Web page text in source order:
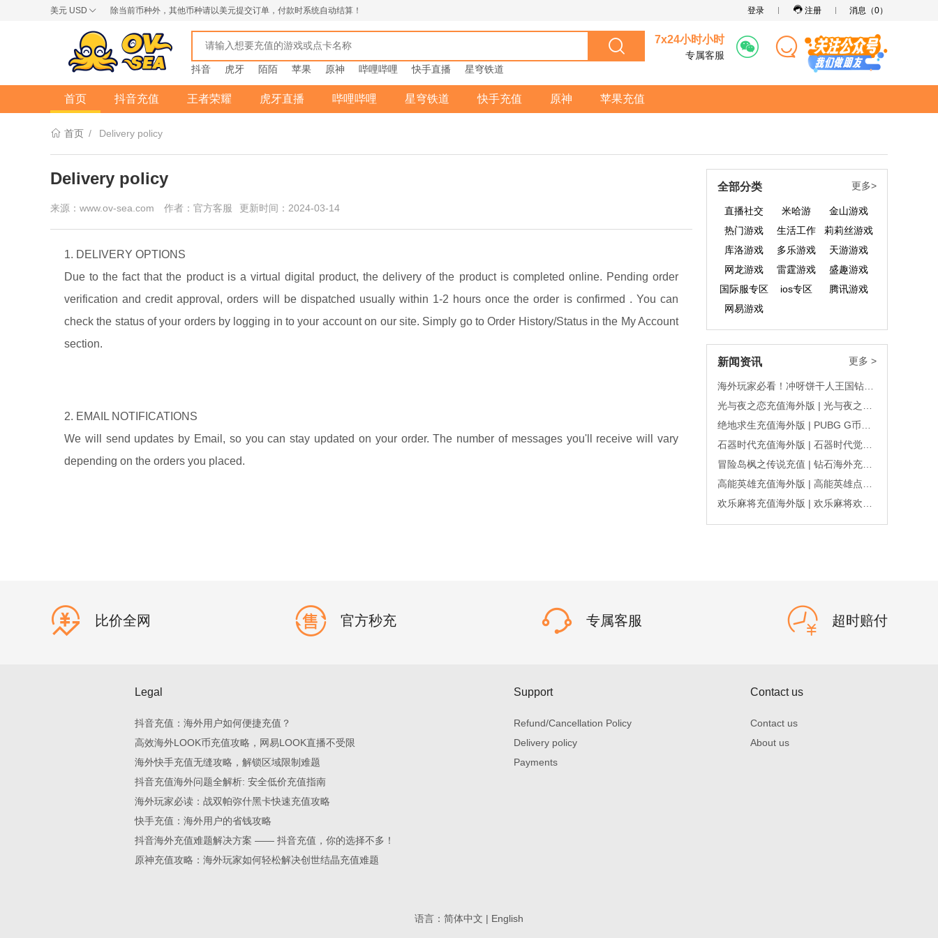
美元 USD
USD
AUD
NZD
除当前币种外，其他币种请以美元提交订单，付款时系统自动结算！ 登录 注册 消息（0）
抖音 虎牙 陌陌 苹果 原神 哔哩哔哩 快手直播 星穹铁道
7x24小时小时
专属客服
首页 抖音充值 王者荣耀 虎牙直播 哔哩哔哩 星穹铁道 快手充值 原神 苹果充值
首页 / Delivery policy
Delivery policy
来源：www.ov-sea.com 作者：官方客服 更新时间：2024-03-14
1. DELIVERY OPTIONS
Due to the fact that the product is a virtual digital product, the delivery of the product is completed online. Pending order
verification and credit approval, orders will be dispatched usually within 1-2 hours once the order is confirmed . You can
check the status of your orders by logging in to your account on our site. Simply go to Order History/Status in the My Account
section.
2. EMAIL NOTIFICATIONS
We will send updates by Email, so you can stay updated on your order. The number of messages you'll receive will vary
depending on the orders you placed.
全部分类 更多>
直播社交 米哈游
金山游戏
热门游戏
生活工作
莉莉丝游戏
库洛游戏
多乐游戏
天游游戏
网龙游戏
雷霆游戏
盛趣游戏
国际服专区
ios专区
腾讯游戏
网易游戏
新闻资讯 更多 >
比价全网 官方秒充 专属客服 超时赔付
Legal
抖音充值：海外用户如何便捷充值？
高效海外LOOK币充值攻略，网易LOOK直播不受限
海外快手充值无缝攻略，解锁区域限制难题
抖音充值海外问题全解析: 安全低价充值指南
海外玩家必读：战双帕弥什黑卡快速充值攻略
快手充值：海外用户的省钱攻略
抖音海外充值难题解决方案 —— 抖音充值，你的选择不多！
原神充值攻略：海外玩家如何轻松解决创世结晶充值难题
Support
Refund/Cancellation Policy
Delivery policy
Payments
Contact us
Contact us
About us
语言： 简体中文 | English